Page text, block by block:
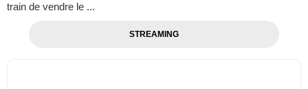
train de vendre le ...
STREAMING